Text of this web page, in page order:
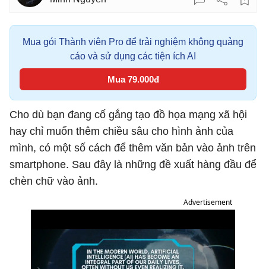
Mua gói Thành viên Pro để trải nghiệm không quảng
cáo và sử dụng các tiện ích AI
Mua 79.000đ
Cho dù bạn đang cố gắng tạo đồ họa mạng xã hội
hay chỉ muốn thêm chiều sâu cho hình ảnh của
mình, có một số cách để thêm văn bản vào ảnh trên
smartphone. Sau đây là những đề xuất hàng đầu để
chèn chữ vào ảnh.
Advertisement